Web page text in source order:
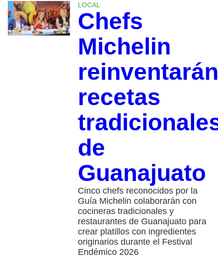
LOCAL
Chefs
Michelin
reinventarán
recetas
de
Guanajuato
Cinco chefs reconocidos por la
Guía Michelin colaborarán con
cocineras tradicionales y
restaurantes de Guanajuato para
crear platillos con ingredientes
originarios durante el Festival
Endémico 2026